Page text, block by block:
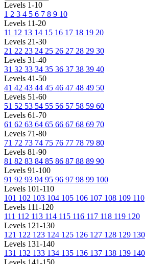
Levels 1-10
1 2 3 4 5 6 7 8 9 10
Levels 11-20
11 12 13 14 15 16 17 18 19 20
Levels 21-30
21 22 23 24 25 26 27 28 29 30
Levels 31-40
31 32 33 34 35 36 37 38 39 40
Levels 41-50
41 42 43 44 45 46 47 48 49 50
Levels 51-60
51 52 53 54 55 56 57 58 59 60
Levels 61-70
61 62 63 64 65 66 67 68 69 70
Levels 71-80
71 72 73 74 75 76 77 78 79 80
Levels 81-90
81 82 83 84 85 86 87 88 89 90
Levels 91-100
91 92 93 94 95 96 97 98 99 100
Levels 101-110
101 102 103 104 105 106 107 108 109 110
Levels 111-120
111 112 113 114 115 116 117 118 119 120
Levels 121-130
121 122 123 124 125 126 127 128 129 130
Levels 131-140
131 132 133 134 135 136 137 138 139 140
Levels 141-150